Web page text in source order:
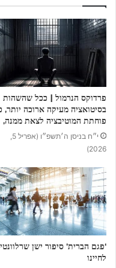
פרדוקס הנרמול | ככל שהשהות
בסיטואציה מעיקה ארוכה יותר,
פוחתת המוטיבציה לצאת ממנה,
י״ח בניסן ה׳תשפ״ו (אפריל 5,
2026)
‘פגם הברית’ סיפור ישן שרלוונטי
לחיינו